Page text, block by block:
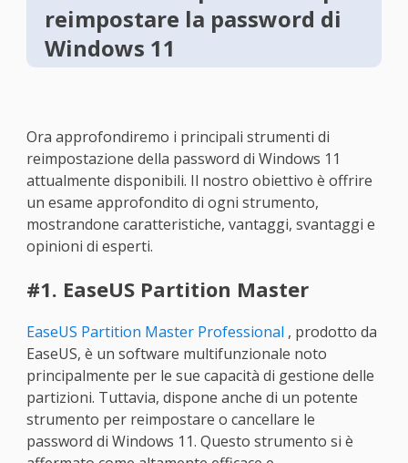
reimpostare la password di
Windows 11
Ora approfondiremo i principali strumenti di
reimpostazione della password di Windows 11
attualmente disponibili. Il nostro obiettivo è offrire
un esame approfondito di ogni strumento,
mostrandone caratteristiche, vantaggi, svantaggi e
opinioni di esperti.
#1. EaseUS Partition Master
EaseUS Partition Master Professional , prodotto da
EaseUS, è un software multifunzionale noto
principalmente per le sue capacità di gestione delle
partizioni. Tuttavia, dispone anche di un potente
strumento per reimpostare o cancellare le
password di Windows 11. Questo strumento si è